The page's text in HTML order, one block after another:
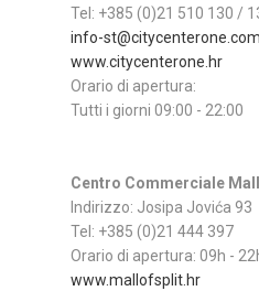
Tel: +385 (0)21 510 130 /
info-st@citycenterone.com
www.citycenterone.hr
Orario di apertura:
Tutti i giorni 09:00 - 22:00
Centro Commerciale
Indirizzo: Josipa Jovića 93
Tel: +385 (0)21 444 397
Orario di apertura: 09h -
www.mallofsplit.hr